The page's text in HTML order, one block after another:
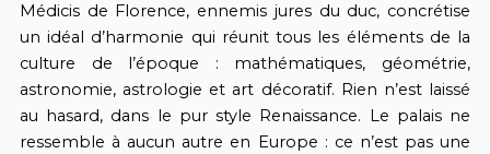
Médicis de Florence, ennemis jures du duc, concrétise
un idéal d’harmonie qui réunit tous les éléments de la
culture de l’époque : mathématiques, géométrie,
astronomie, astrologie et art décoratif. Rien n’est laissé
au hasard, dans le pur style Renaissance. Le palais ne
ressemble à aucun autre en Europe : ce n’est pas une